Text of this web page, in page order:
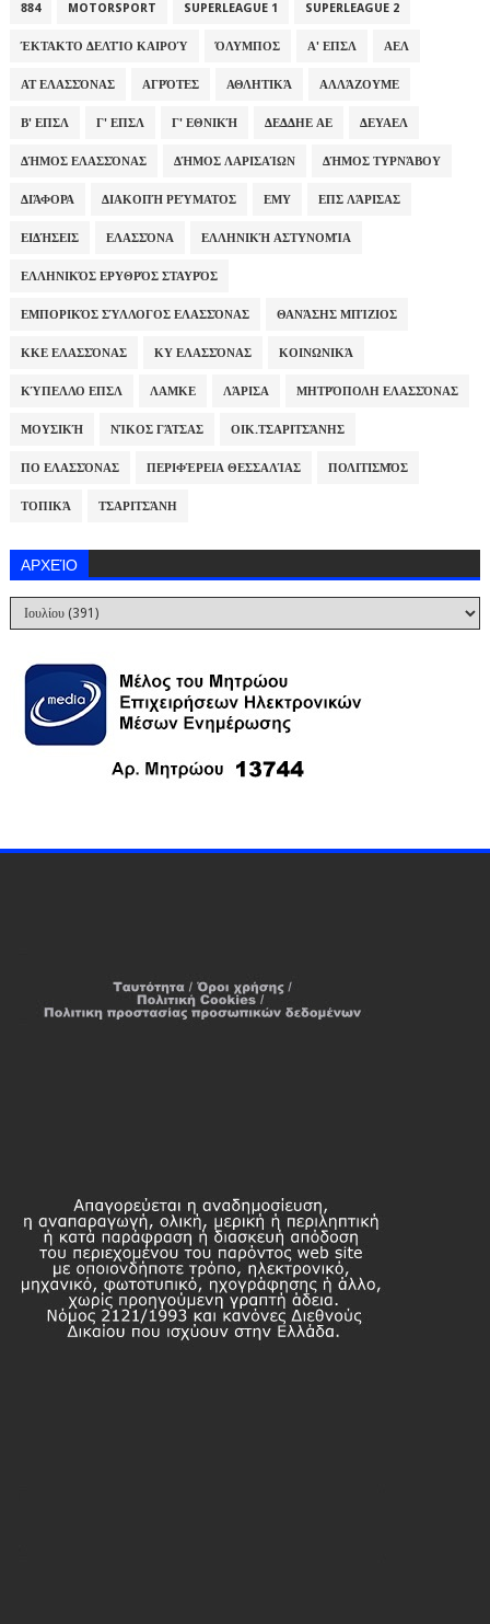
884 MOTORSPORT SUPERLEAGUE 1 SUPERLEAGUE 2
ΈΚΤΑΚΤΟ ΔΕΛΤΊΟ ΚΑΙΡΟΎ ΌΛΥΜΠΟΣ Α' ΕΠΣΛ ΑΕΛ
ΑΤ ΕΛΑΣΣΌΝΑΣ ΑΓΡΌΤΕΣ ΑΘΛΗΤΙΚΆ ΑΛΛΆΖΟΥΜΕ
Β' ΕΠΣΛ Γ' ΕΠΣΛ Γ' ΕΘΝΙΚΉ ΔΕΔΔΗΕ ΑΕ ΔΕΥΑΕΛ
ΔΉΜΟΣ ΕΛΑΣΣΌΝΑΣ ΔΉΜΟΣ ΛΑΡΙΣΑΊΩΝ ΔΉΜΟΣ ΤΥΡΝΆΒΟΥ
ΔΙΆΦΟΡΑ ΔΙΑΚΟΠΉ ΡΕΎΜΑΤΟΣ ΕΜΥ ΕΠΣ ΛΆΡΙΣΑΣ
ΕΙΔΉΣΕΙΣ ΕΛΑΣΣΌΝΑ ΕΛΛΗΝΙΚΉ ΑΣΤΥΝΟΜΊΑ
ΕΛΛΗΝΙΚΌΣ ΕΡΥΘΡΌΣ ΣΤΑΥΡΌΣ
ΕΜΠΟΡΙΚΌΣ ΣΎΛΛΟΓΟΣ ΕΛΑΣΣΌΝΑΣ ΘΑΝΆΣΗΣ ΜΠΊΖΙΟΣ
ΚΚΕ ΕΛΑΣΣΌΝΑΣ ΚΥ ΕΛΑΣΣΌΝΑΣ ΚΟΙΝΩΝΙΚΆ
ΚΎΠΕΛΛΟ ΕΠΣΛ ΛΑΜΚΕ ΛΆΡΙΣΑ ΜΗΤΡΌΠΟΛΗ ΕΛΑΣΣΌΝΑΣ
ΜΟΥΣΙΚΉ ΝΊΚΟΣ ΓΆΤΣΑΣ ΟΙΚ.ΤΣΑΡΙΤΣΆΝΗΣ
ΠΟ ΕΛΑΣΣΌΝΑΣ ΠΕΡΙΦΈΡΕΙΑ ΘΕΣΣΑΛΊΑΣ ΠΟΛΙΤΙΣΜΌΣ
ΤΟΠΙΚΆ ΤΣΑΡΙΤΣΆΝΗ
ΑΡΧΕΊΟ